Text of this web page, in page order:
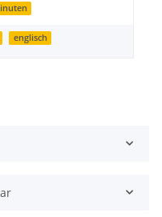
englisch